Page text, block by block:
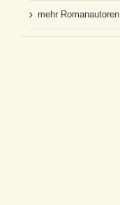
mehr Romanautoren